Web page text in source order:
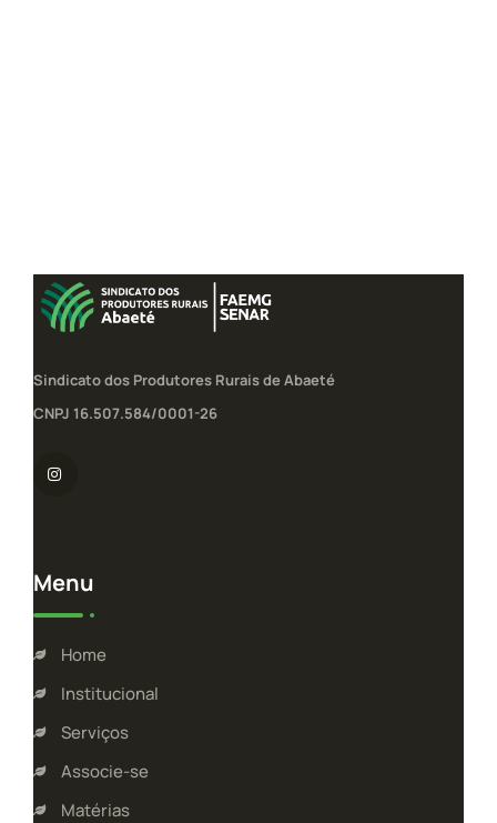
Sindicato dos Produtores Rurais de Abaeté
CNPJ 16.507.584/0001-26
Menu
Home
Institucional
Serviços
Associe-se
Matérias